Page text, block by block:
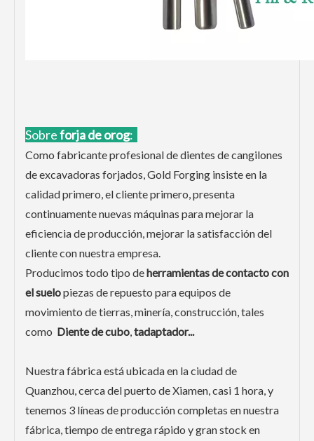
Sobreforja de orog:
Como fabricante profesional de dientes de cangilones
de excavadoras forjados, Gold Forging insiste en la
calidad primero, el cliente primero, presenta
continuamente nuevas máquinas para mejorar la
eficiencia de producción, mejorar la satisfacción del
cliente con nuestra empresa.
Producimos todo tipo deherramientas de contacto con
el suelopiezas de repuesto para equipos de
movimiento de tierras, minería, construcción, tales
como Diente de cubo,tadaptador...
Nuestra fábrica está ubicada en la ciudad de
Quanzhou, cerca del puerto de Xiamen, casi 1 hora, y
tenemos 3 líneas de producción completas en nuestra
fábrica, tiempo de entrega rápido y gran stock en